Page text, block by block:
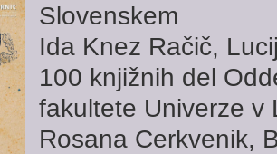
Slovenskem
Ida Knez Račič,
100 knjižnih del
fakultete Univerze v
Rosana Cerkvenik,